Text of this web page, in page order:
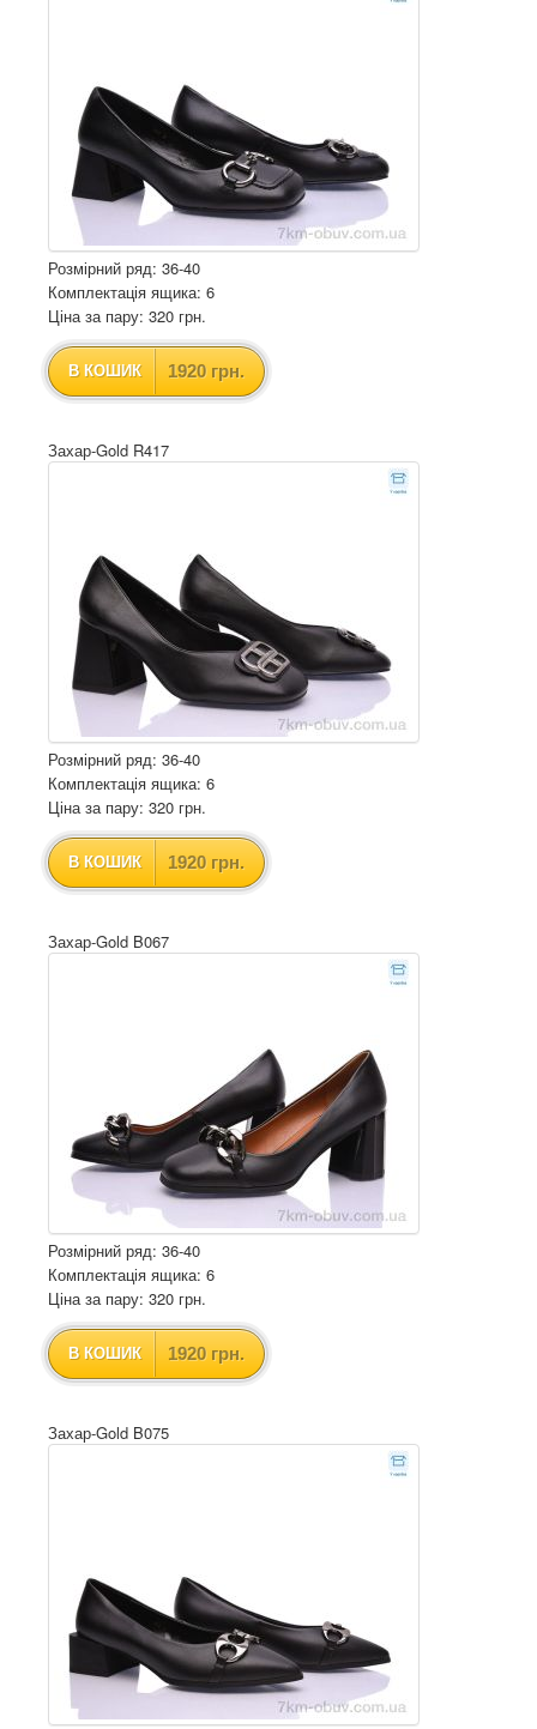
Розмірний ряд: 36-40
Комплектація ящика: 6
Ціна за пару: 320 грн.
В КОШИК 1920 грн.
Захар-Gold R417
Розмірний ряд: 36-40
Комплектація ящика: 6
Ціна за пару: 320 грн.
В КОШИК 1920 грн.
Захар-Gold B067
Розмірний ряд: 36-40
Комплектація ящика: 6
Ціна за пару: 320 грн.
В КОШИК 1920 грн.
Захар-Gold B075